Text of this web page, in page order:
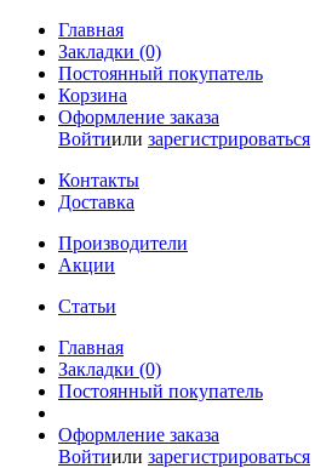
Главная
Закладки (0)
Постоянный покупатель
Корзина
Оформление заказа
Войтиили зарегистрироваться
Контакты
Доставка
Производители
Акции
Статьи
Главная
Закладки (0)
Постоянный покупатель
Оформление заказа
Войтиили зарегистрироваться